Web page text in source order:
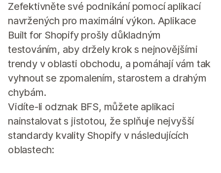
Zefektivněte své podnikání pomocí aplikací
navržených pro maximální výkon. Aplikace
Built for Shopify prošly důkladným
testováním, aby držely krok s nejnovějšími
trendy v oblasti obchodu, a pomáhají vám tak
vyhnout se zpomalením, starostem a drahým
chybám.
Vidíte-li odznak BFS, můžete aplikaci
nainstalovat s jistotou, že splňuje nejvyšší
standardy kvality Shopify v následujících
oblastech: